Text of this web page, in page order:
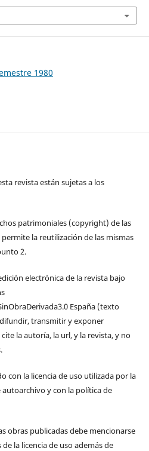
1980
revista están sujetas a los
patrimoniales (copyright) de las
la reutilización de las mismas
2.
electrónica de la revista bajo
España (texto
transmitir y exponer
la autoría, la url, y la revista, y no
con la licencia de uso utilizada por la
y con la política de
obras publicadas debe mencionarse
la licencia de uso además de